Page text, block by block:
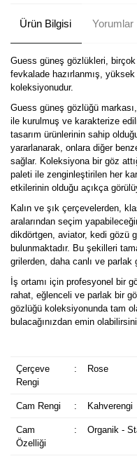
Ürün Bilgisi Yorumlar
Guess güneş gözlükleri,
fevkalade hazırlanmış,
koleksiyonudur.
Guess güneş gözlüğü
ile kurulmuş ve karakterize
tasarım ürünlerinin sahip
yararlanarak, onlara diğer
sağlar. Koleksiyona bir göz
paleti ile zenginleştirilen her
etkilerinin olduğu açıkça
Kalın ve şık çerçevelerden,
aralarından seçim
dikdörtgen, aviator, kedi gözü
bulunmaktadır. Bu şekilleri
grilerden, daha canlı ve parlak
İş ortamı için profesyonel bir
rahat, eğlenceli ve parlak bir
gözlüğü koleksiyonunda tam
bulacağınızdan emin
Çerçeve
Rengi
: Rose
Cam Rengi : Kahverengi
Cam
Özelliği
: Organik -